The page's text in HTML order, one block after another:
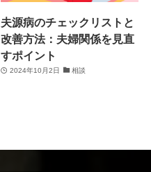
夫源病のチェックリストと
改善方法：夫婦関係を見直
すポイント
2024年10月2日 相談